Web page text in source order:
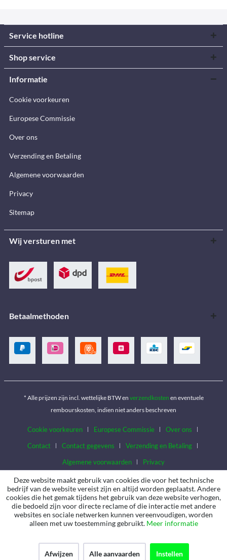
Service hotline
Shop service
Informatie
Cookie voorkeuren
Europese Commissie
Over ons
Verzending en Betaling
Algemene voorwaarden
Privacy
Sitemap
Wij versturen met
Betaalmethoden
* Alle prijzen zijn incl. wettelijke BTW en verzendkosten en eventuele
rembourskosten, indien niet anders beschreven
Cookie voorkeuren Europese Commissie
Over ons
Contact
Contact gegevens
Verzending en Betaling
Algemene voorwaarden
Privacy
Deze website maakt gebruik van cookies die voor het technische
bedrijf van de website vereist zijn en altijd worden geplaatst. Andere
cookies die het gemak tijdens het gebruik van deze website verhogen,
die bedoeld zijn voor directe reclame of die interactie met andere
websites en sociale netwerken kunnen vereenvoudigen, worden
alleen met uw toestemming gebruikt. Meer informatie
Afwijzen Alle aanvaarden Instellen